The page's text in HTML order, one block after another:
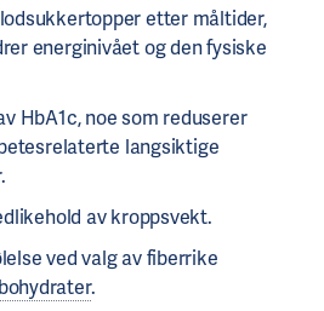
etter måltider,
energinivået og den fysiske
HbA1c, noe som reduserer
langsiktige
av kroppsvekt.
ved valg av fiberrike
.